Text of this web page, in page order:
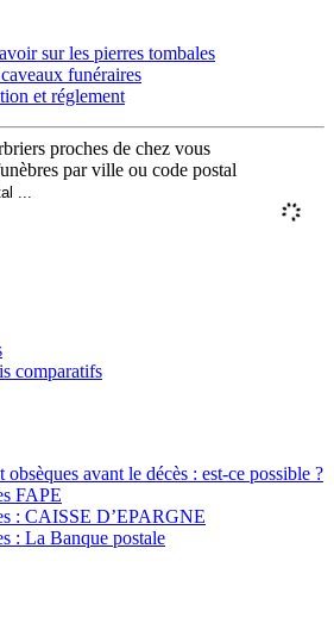
sur les pierres tombales
funéraires
et réglement
proches de chez vous
par ville ou code postal
comparatifs
avant le décès : est-ce possible ?
FAPE
: CAISSE D’EPARGNE
: La Banque postale